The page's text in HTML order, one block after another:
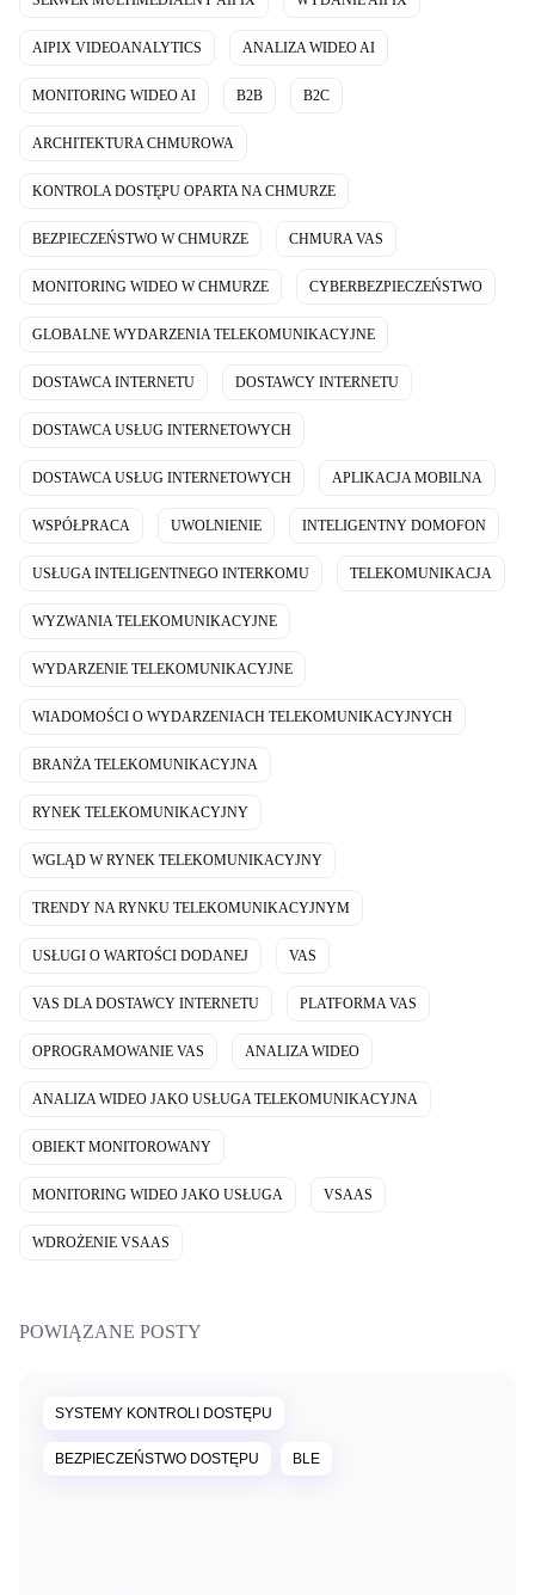
AIPIX VIDEOANALYTICS ANALIZA WIDEO AI
MONITORING WIDEO AI B2B B2C
ARCHITEKTURA CHMUROWA
KONTROLA DOSTĘPU OPARTA NA CHMURZE
BEZPIECZEŃSTWO W CHMURZE CHMURA VAS
MONITORING WIDEO W CHMURZE CYBERBEZPIECZEŃSTWO
GLOBALNE WYDARZENIA TELEKOMUNIKACYJNE
DOSTAWCA INTERNETU DOSTAWCY INTERNETU
DOSTAWCA USŁUG INTERNETOWYCH
DOSTAWCA USŁUG INTERNETOWYCH APLIKACJA MOBILNA
WSPÓŁPRACA UWOLNIENIE INTELIGENTNY DOMOFON
USŁUGA INTELIGENTNEGO INTERKOMU TELEKOMUNIKACJA
WYZWANIA TELEKOMUNIKACYJNE
WYDARZENIE TELEKOMUNIKACYJNE
WIADOMOŚCI O WYDARZENIACH TELEKOMUNIKACYJNYCH
BRANŻA TELEKOMUNIKACYJNA
RYNEK TELEKOMUNIKACYJNY
WGLĄD W RYNEK TELEKOMUNIKACYJNY
TRENDY NA RYNKU TELEKOMUNIKACYJNYM
USŁUGI O WARTOŚCI DODANEJ VAS
VAS DLA DOSTAWCY INTERNETU PLATFORMA VAS
OPROGRAMOWANIE VAS ANALIZA WIDEO
ANALIZA WIDEO JAKO USŁUGA TELEKOMUNIKACYJNA
OBIEKT MONITOROWANY
MONITORING WIDEO JAKO USŁUGA VSAAS
WDROŻENIE VSAAS
POWIĄZANE POSTY
SYSTEMY KONTROLI DOSTĘPU
BEZPIECZEŃSTWO DOSTĘPU BLE